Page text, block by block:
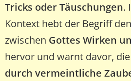
Tricks oder Täuschungen.
Kontext hebt der Begriff den
zwischen Gottes Wirken
hervor und warnt davor, die
durch vermeintliche